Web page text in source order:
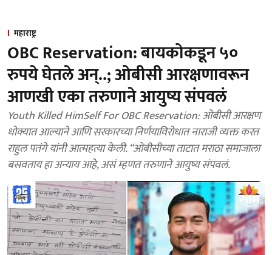
महाराष्ट्र
OBC Reservation: बायकोकडून ५०
रुपये घेतले अन्..; ओबीसी आरक्षणावरून
आणखी एका तरुणाने आयुष्य संपवलं
Youth Killed HimSelf For OBC Reservation: ओबीसी आरक्षण
धोक्यात आल्याने आणि सरकारच्या निर्णयाविरोधात नाराजी व्यक्त करत
राहुल पतंगे यांनी आत्महत्या केली. “ओबीसीच्या ताटात मराठा समाजाला
बसवताय हा अन्याय आहे, असं म्हणत तरुणाने आयुष्य संपवलं.